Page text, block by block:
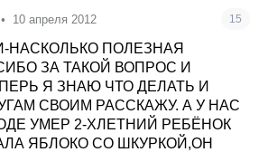
знаю прав он или нет, но нам
еще самое найглавнейшее - НЕ
НИКОГДА! не важно подавился,
упал, поломал что то, тонет и
ГОСПОДЬ) надо взять себя в руки
вспоминать, что то делать,
• 10 апреля 2012 15
НАСКОЛЬКО ПОЛЕЗНАЯ
ЗА ТАКОЙ ВОПРОС И
Я ЗНАЮ ЧТО ДЕЛАТЬ И
СВОИМ РАССКАЖУ. А У НАС
УМЕР 2-ХЛЕТНИЙ РЕБЁНОК
ЯБЛОКО СО ШКУРКОЙ,ОН